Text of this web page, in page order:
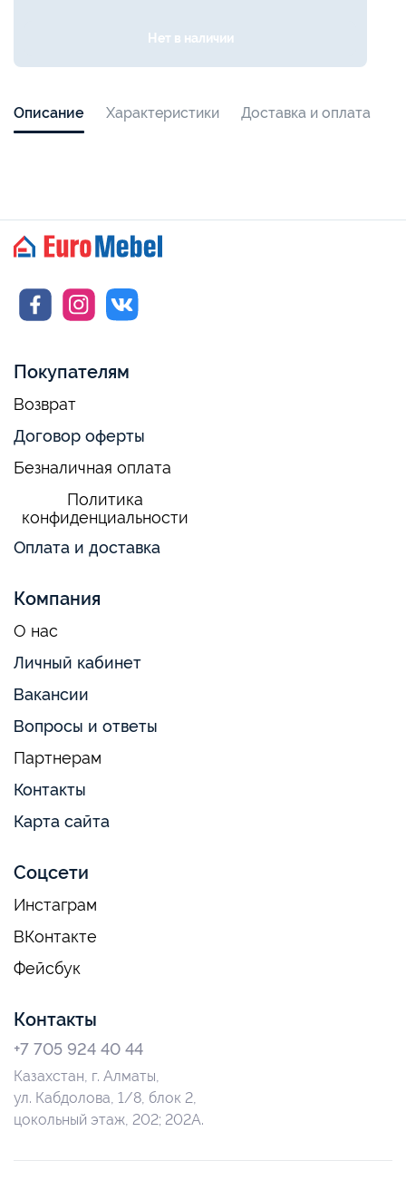
Нет в наличии
Описание Характеристики Доставка и оплата
Покупателям
Возврат
Договор оферты
Безналичная оплата
Политика
конфиденциальности
Оплата и доставка
Компания
О нас
Личный кабинет
Вакансии
Вопросы и ответы
Партнерам
Контакты
Карта сайта
Соцсети
Инстаграм
ВКонтакте
Фейсбук
Контакты
+7 705 924 40 44
Казахстан, г. Алматы,
ул. Кабдолова, 1/8, блок 2,
цокольный этаж, 202; 202А.